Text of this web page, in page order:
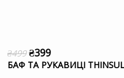
₴499 ₴399
БАФ ТА РУКАВИЦІ